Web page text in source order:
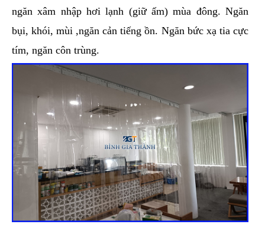
ngăn xâm nhập hơi lạnh (giữ ấm) mùa đông. Ngăn
bụi, khói, mùi ,ngăn cản tiếng ồn. Ngăn bức xạ tia cực
tím, ngăn côn trùng.